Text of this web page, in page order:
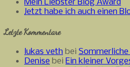
Mein Liebster Blog Award
Jetzt habe ich auch einen
Letzte Kommentare
lukas veth bei
Denise bei Ein kleiner